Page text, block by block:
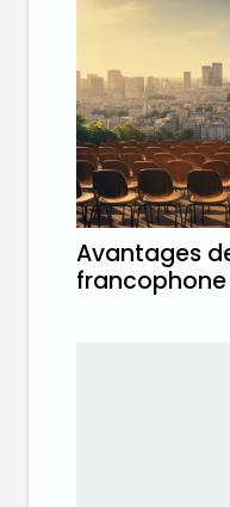
Avantages
francophone